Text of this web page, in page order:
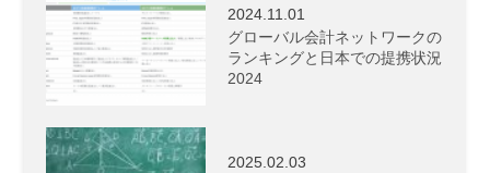
2024.11.01
グローバル会計ネットワークの
ランキングと日本での提携状況
2024
2025.02.03